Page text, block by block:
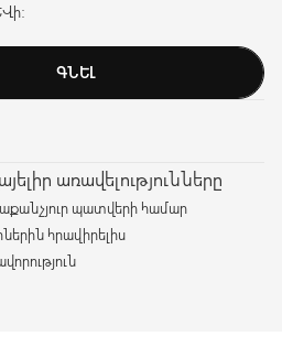
ԳՆԵԼ
առավելությունները
պատվերի համար
հրավիրելիս